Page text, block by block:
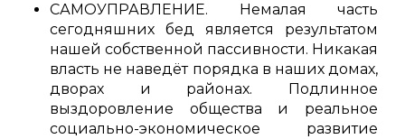
САМОУПРАВЛЕНИЕ. Немалая часть
сегодняшних бед является результатом
нашей собственной пассивности. Никакая
власть не наведёт порядка в наших домах,
дворах и районах. Подлинное
выздоровление общества и реальное
социально-экономическое развитие